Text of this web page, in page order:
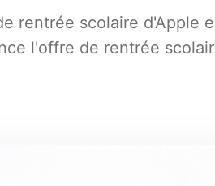
rentrée scolaire d'Apple
l'offre de rentrée